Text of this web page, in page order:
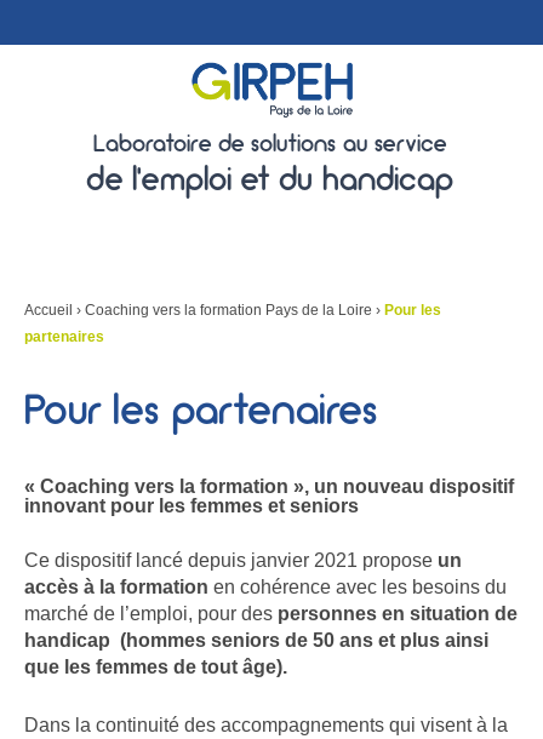
Laboratoire de solutions au service
de l'emploi et du handicap
Accueil › Coaching vers la formation Pays de la Loire › Pour les
partenaires
Pour les partenaires
« Coaching vers la formation », un nouveau dispositif
innovant pour les femmes et seniors
Ce dispositif lancé depuis janvier 2021 propose un
accès à la formation en cohérence avec les besoins du
marché de l’emploi, pour des personnes en situation de
handicap (hommes seniors de 50 ans et plus ainsi
que les femmes de tout âge).
Dans la continuité des accompagnements qui visent à la